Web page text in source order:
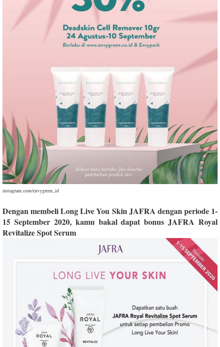
instagram.com/envygreen_id
Dengan membeli Long Live You Skin JAFRA dengan periode 1-
15 September 2020, kamu bakal dapat bonus JAFRA Royal
Revitalize Spot Serum